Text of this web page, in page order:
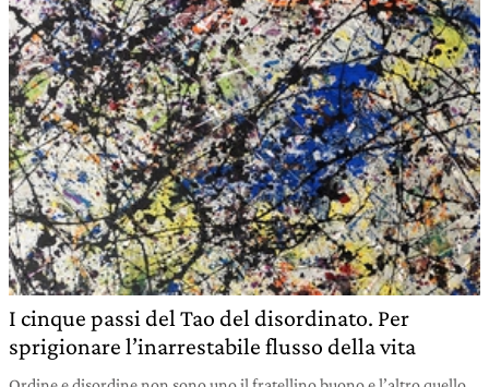
I cinque passi del Tao del disordinato. Per
sprigionare l’inarrestabile flusso della vita